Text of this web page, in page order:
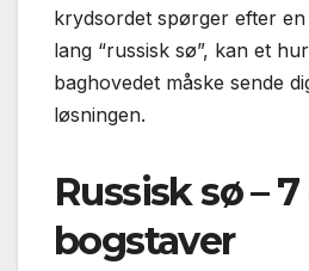
krydsordet spørger efter
lang “russisk sø”, kan et
baghovedet måske sende
løsningen.
Russisk sø –
bogstaver